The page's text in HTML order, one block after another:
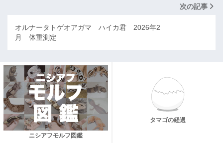
次の記事
オルナータトゲオアガマ ハイカ君 2026年2
月 体重測定
ニシアフモルフ図鑑
タマゴの経過